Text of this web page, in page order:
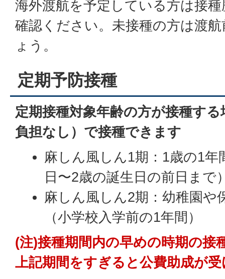
海外渡航を予定している方は接
確認ください。未接種の方は渡
ょう。
定期予防接種
定期接種対象年齢の方が接種す
負担なし）で接種できます
麻しん風しん1期：1歳の1年
日〜2歳の誕生日の前日まで
麻しん風しん2期：幼稚園や
（小学校入学前の1年間）
(注)接種期間内の早めの時期の接
上記期間をすぎると公費助成が